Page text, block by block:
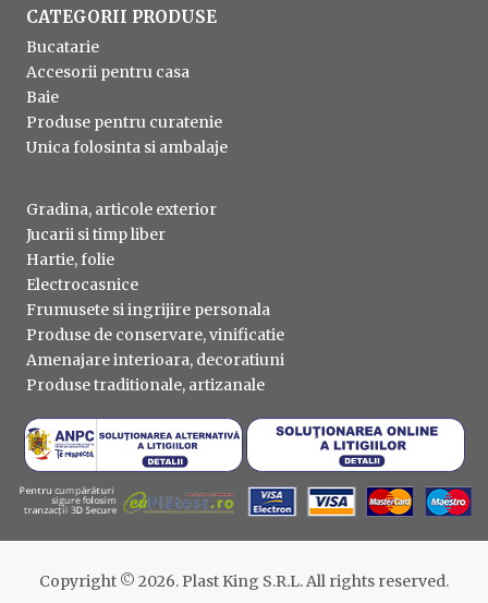
CATEGORII PRODUSE
Bucatarie
Accesorii pentru casa
Baie
Produse pentru curatenie
Unica folosinta si ambalaje
Gradina, articole exterior
Jucarii si timp liber
Hartie, folie
Electrocasnice
Frumusete si ingrijire personala
Produse de conservare, vinificatie
Amenajare interioara, decoratiuni
Produse traditionale, artizanale
Copyright © 2026. Plast King S.R.L. All rights reserved.